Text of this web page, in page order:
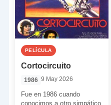
PELÍCULA
Cortocircuito
1986 9 May 2026
Fue en 1986 cuando
conocimos a otro simpático